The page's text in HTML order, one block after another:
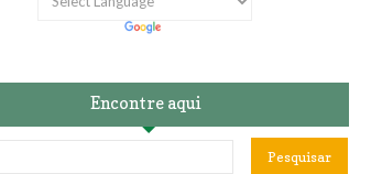
Encontre aqui